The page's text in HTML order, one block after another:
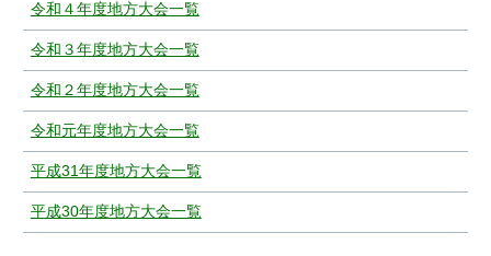
令和４年度地方大会一覧
令和３年度地方大会一覧
令和２年度地方大会一覧
令和元年度地方大会一覧
平成31年度地方大会一覧
平成30年度地方大会一覧